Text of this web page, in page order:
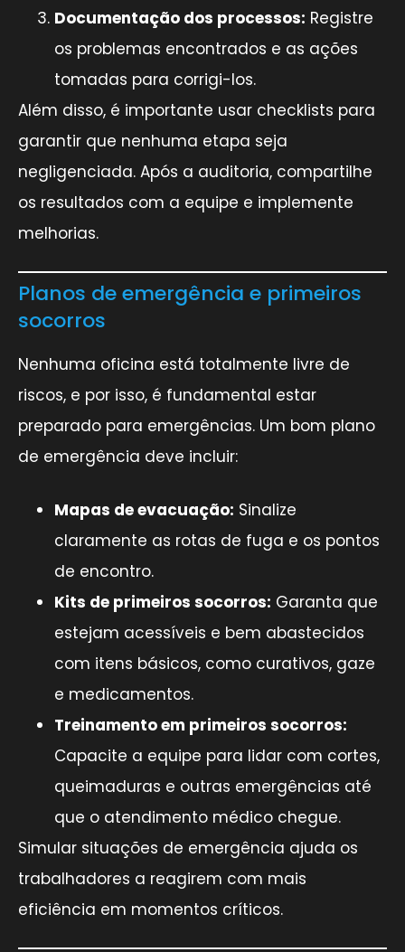
Documentação dos processos: Registre
os problemas encontrados e as ações
tomadas para corrigi-los.
Além disso, é importante usar checklists para
garantir que nenhuma etapa seja
negligenciada. Após a auditoria, compartilhe
os resultados com a equipe e implemente
melhorias.
Planos de emergência e primeiros
socorros
Nenhuma oficina está totalmente livre de
riscos, e por isso, é fundamental estar
preparado para emergências. Um bom plano
de emergência deve incluir:
Mapas de evacuação: Sinalize
claramente as rotas de fuga e os pontos
de encontro.
Kits de primeiros socorros: Garanta que
estejam acessíveis e bem abastecidos
com itens básicos, como curativos, gaze
e medicamentos.
Treinamento em primeiros socorros:
Capacite a equipe para lidar com cortes,
queimaduras e outras emergências até
que o atendimento médico chegue.
Simular situações de emergência ajuda os
trabalhadores a reagirem com mais
eficiência em momentos críticos.